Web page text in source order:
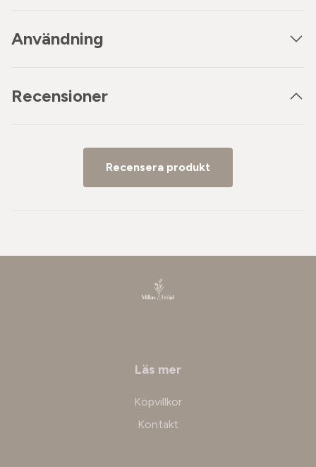
Användning
Recensioner
Recensera produkt
Läs mer
Köpvillkor
Kontakt